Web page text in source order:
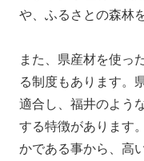
や、ふるさとの森林
また、県産材を使っ
る制度もあります。
適合し、福井のよう
する特徴があります
かである事から、高